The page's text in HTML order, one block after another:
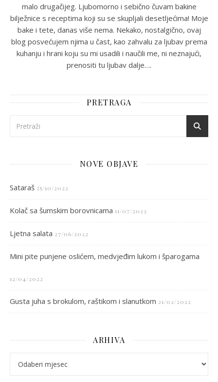
malo drugačijeg. Ljubomorno i sebično čuvam bakine
bilježnice s receptima koji su se skupljali desetljećima! Moje
bake i tete, danas više nema. Nekako, nostalgično, ovaj
blog posvećujem njima u čast, kao zahvalu za ljubav prema
kuhanju i hrani koju su mi usadili i naučili me, ni neznajući,
prenositi tu ljubav dalje….
PRETRAGA
NOVE OBJAVE
Sataraš 25/10/2022
Kolač sa šumskim borovnicama 11/07/2022
Ljetna salata 27/06/2022
Mini pite punjene oslićem, medvjeđim lukom i šparogama
12/04/2022
Gusta juha s brokulom, raštikom i slanutkom 21/02/2022
ARHIVA